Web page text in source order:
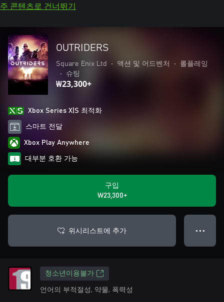
주 콘텐츠로 건너뛰기
OUTRIDERS
Square Enix Ltd • 액션 및 어드벤처 •
롤플레잉
•
슈팅
₩23,300+
Xbox Series X|S 최적화
스마트 전달
Xbox Play Anywhere
대부분 호환 가능
구입
₩23,300+
위시리스트에 추가 ● ● ●
청소년이용불가
언어의 부적절성, 약물, 폭력성